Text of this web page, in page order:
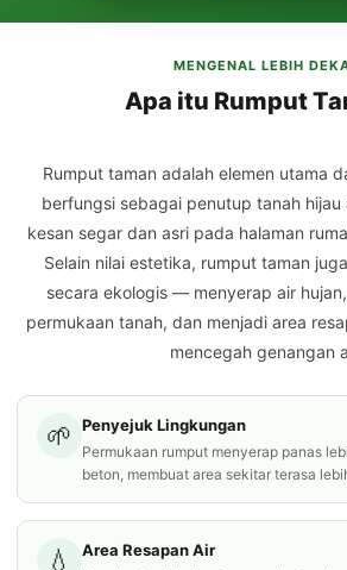
MENGENAL LEBIH
Apa itu Rumput
Rumput taman adalah elemen utama
berfungsi sebagai penutup tanah hijau
kesan segar dan asri pada halaman
Selain nilai estetika, rumput taman
secara ekologis — menyerap air
permukaan tanah, dan menjadi area
mencegah genangan
🌱 Penyejuk Lingkungan
Permukaan rumput menyerap panas
beton, membuat area sekitar terasa
💧 Area Resapan Air